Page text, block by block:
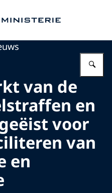
van de
en
voor
van
en